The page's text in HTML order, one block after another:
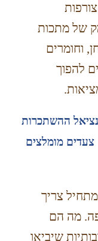
של מתכות
וחומרים
להפוך
ההשתכרות
מומלצים
צריך
מה הם
שיביאו